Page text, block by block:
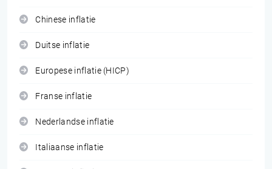
Chinese inflatie
Duitse inflatie
Europese inflatie (HICP)
Franse inflatie
Nederlandse inflatie
Italiaanse inflatie